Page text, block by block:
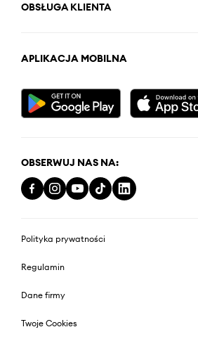
OBSŁUGA KLIENTA
APLIKACJA MOBILNA
OBSERWUJ NAS NA:
Polityka prywatności
Regulamin
Dane firmy
Twoje Cookies